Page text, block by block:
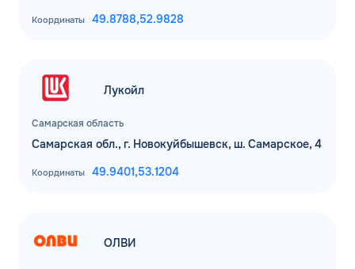
Координаты 49.8788,52.9828
Самарская область
Лукойл
Самарская обл., г. Новокуйбышевск, ш. Самарское, 4
Координаты 49.9401,53.1204
ОЛВИ